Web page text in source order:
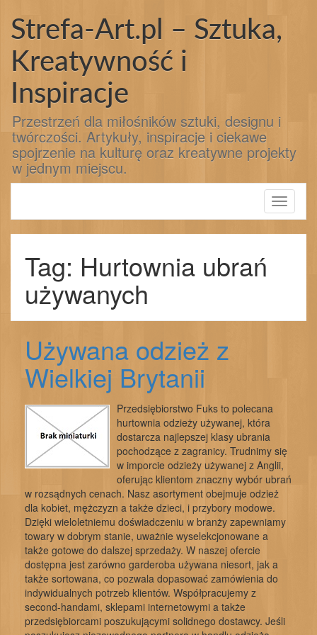
treściStrefa-Art.pl – Sztuka,
Kreatywność i
Inspiracje
Przestrzeń dla miłośników sztuki, designu i
twórczości. Artykuły, inspiracje i ciekawe
spojrzenie na kulturę oraz kreatywne projekty
w jednym miejscu.
Toggle
Tag: Hurtownia ubrań
używanych
Używana odzież z
Wielkiej Brytanii
Przedsiębiorstwo Fuks to polecana
hurtownia odzieży używanej, która
dostarcza najlepszej klasy ubrania
pochodzące z zagranicy. Trudnimy się
w imporcie odzieży używanej z Anglii,
oferując klientom znaczny wybór ubrań
w rozsądnych cenach. Nasz asortyment obejmuje odzież
dla kobiet, mężczyzn a także dzieci, i przybory modowe.
Dzięki wieloletniemu doświadczeniu w branży zapewniamy
towary w dobrym stanie, uważnie wyselekcjonowane a
także gotowe do dalszej sprzedaży. W naszej ofercie
dostępna jest zarówno garderoba używana niesort, jak a
także sortowana, co pozwala dopasować zamówienia do
indywidualnych potrzeb klientów. Współpracujemy z
second-handami, sklepami internetowymi a także
przedsiębiorcami poszukującymi solidnego dostawcy. Jeśli